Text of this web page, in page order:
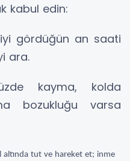
kabul edin:
gördüğün an saati
ara.
kayma, kolda
bozukluğu varsa
tut ve hareket et; inme